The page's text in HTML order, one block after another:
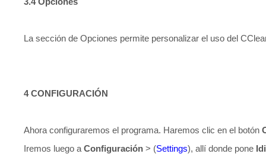
La sección de Opciones permite personalizar el uso del
4 CONFIGURACIÓN
Ahora configuraremos el programa. Haremos clic en el botón
Iremos luego a Configuración > (Settings), allí donde pone